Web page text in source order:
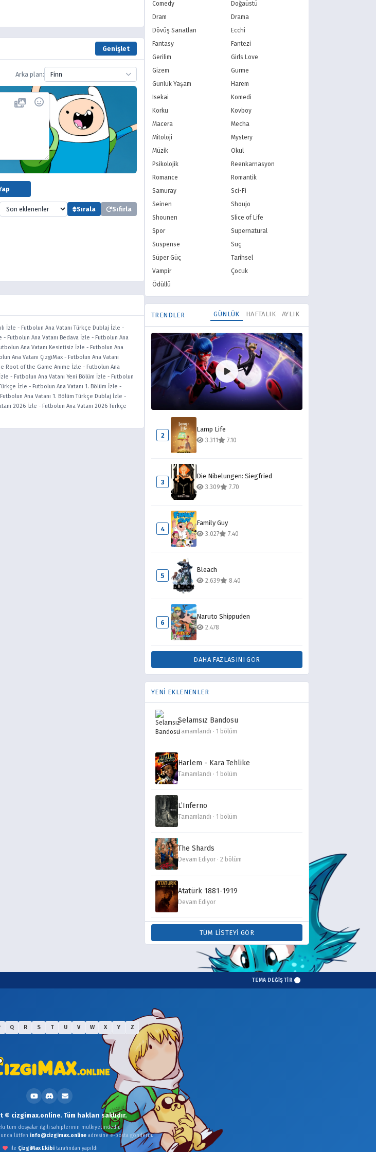
Genişlet
Arka plan: Finn
Sırala Sıfırla
İzle - Futbolun Ana Vatanı Türkçe Dublaj İzle -
- Futbolun Ana Vatanı Bedava İzle - Futbolun Ana
Ana Vatanı Kesintisiz İzle - Futbolun Ana
Ana Vatanı ÇizgiMax - Futbolun Ana Vatanı
Root of the Game Anime İzle - Futbolun Ana
- Futbolun Ana Vatanı Yeni Bölüm İzle - Futbolun
İzle - Futbolun Ana Vatanı 1. Bölüm İzle -
Futbolun Ana Vatanı 1. Bölüm Türkçe Dublaj İzle -
2026 İzle - Futbolun Ana Vatanı 2026 Türkçe
PBS Kids
FOX Türkiye
Comedy
Doğaüstü
Dram
Drama
Dövüş Sanatları
Ecchi
Fantasy
Fantezi
Gerilim
Girls Love
Gizem
Gurme
Günlük Yaşam
Harem
Isekai
Komedi
Korku
Kovboy
Macera
Mecha
Mitoloji
Mystery
Müzik
Okul
Psikolojik
Reenkarnasyon
Romance
Romantik
Samuray
Sci-Fi
Seinen
Shoujo
Shounen
Slice of Life
Spor
Supernatural
Suspense
Suç
Süper Güç
Tarihsel
Vampir
Çocuk
Ödüllü
TRENDLER GÜNLÜK HAFTALIK AYLIK
1
Mucize Uğur Böceği ile Kara Kedi
6.580 8.10
2
Lamp Life
3.311 7.10
3
Die Nibelungen: Siegfried
3.309 7.70
4
Family Guy
3.027 7.40
5
Bleach
2.639 8.40
6
Naruto Shippuden
2.478
DAHA FAZLASINI GÖR
YENİ EKLENENLER
Selamsız Bandosu
Tamamlandı · 1 bölüm
Harlem - Kara Tehlike
Tamamlandı · 1 bölüm
L’Inferno
Tamamlandı · 1 bölüm
The Shards
Devam Ediyor · 2 bölüm
Atatürk 1881-1919
Devam Ediyor
TÜM LISTEYI GÖR
TEMA DEĞİŞTİR
Q R S T U V W X Y Z
© cizgimax.online. Tüm hakları saklıdır.
tüm dosyalar ilgili sahiplerinin mülkiyetindedir.
lütfen info@cizgimax.onlineadresine e-posta gönderin.
ile ÇizgiMax Ekibitarafından yapıldı